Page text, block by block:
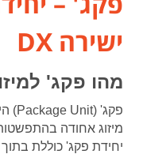
ישירה DX
מהו פקג'
פקג' (Package Unit)
מיזוג אחודה
יחידת פקג' כוללת